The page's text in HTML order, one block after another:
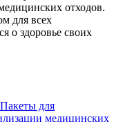
отходов.
для всех
о здоровье своих
Пакеты для
медицинских